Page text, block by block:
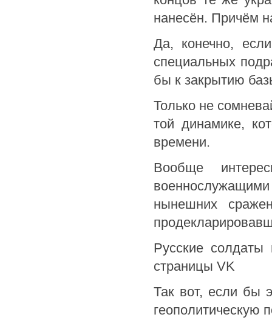
нанесён. Причём
Да, конечно,
специальных
бы к закрытию
Только не
той динамике,
времени.
Вообще
нынешних
Русские
страницы VK
Так вот, если бы
геополитическую